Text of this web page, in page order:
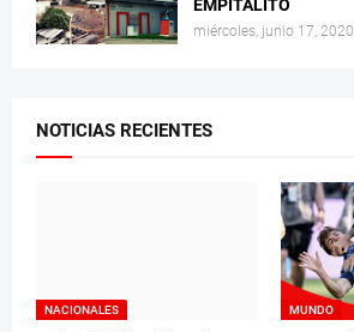
EMPITALITO
miércoles, junio 17, 2020
NOTICIAS RECIENTES
NACIONALES MUNDO